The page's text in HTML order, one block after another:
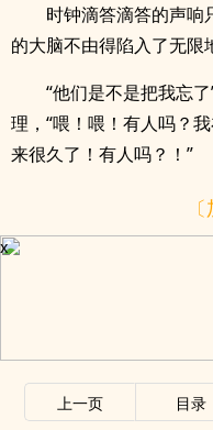
时钟滴答滴答的声响
的大脑不由得陷入了无限
“他们是不是把我忘
理，“喂！喂！有人吗？
来很久了！有人吗？！”
x
上一页 目录